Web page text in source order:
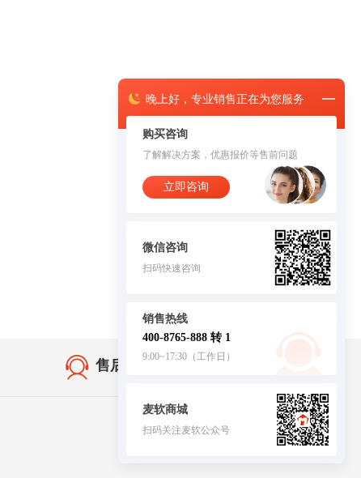
晚上好， 专业销售正在为您服务
购买咨询
了解解决方案，优惠报价等售前问题
立即咨询
微信咨询
扫码快速咨询
销售热线
400-8765-888 转 1
9:00~17:30（工作日）
麦软商城
扫码关注麦软公众号
客服
售后无忧·服务保障